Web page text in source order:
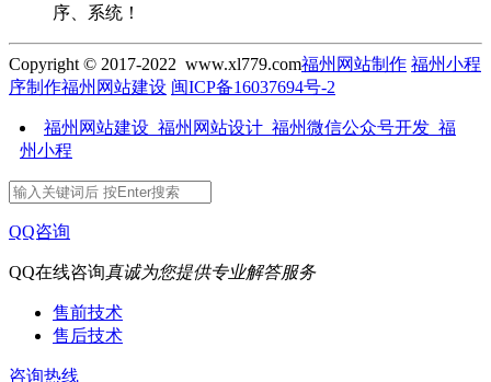
序、系统！
Copyright © 2017-2022 www.xl779.com福州网站制作 福州小程
序制作福州网站建设 闽ICP备16037694号-2
福州网站建设_福州网站设计_福州微信公众号开发_福
州小程
QQ咨询
QQ在线咨询真诚为您提供专业解答服务
售前技术
售后技术
咨询热线